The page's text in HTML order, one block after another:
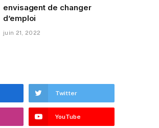
envisagent de changer
d’emploi
juin 21, 2022
Twitter
YouTube